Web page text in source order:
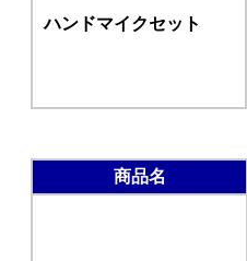
ハンドマイクセット
商品名